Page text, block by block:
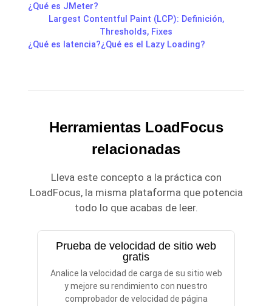
¿Qué es JMeter?
Largest Contentful Paint (LCP): Definición,
Thresholds, Fixes
¿Qué es latencia?¿Qué es el Lazy Loading?
Herramientas LoadFocus
relacionadas
Lleva este concepto a la práctica con
LoadFocus, la misma plataforma que potencia
todo lo que acabas de leer.
Prueba de velocidad de sitio web
gratis
Analice la velocidad de carga de su sitio web
y mejore su rendimiento con nuestro
comprobador de velocidad de página